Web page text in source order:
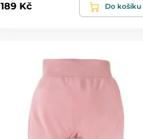
189 Kč Do košíku